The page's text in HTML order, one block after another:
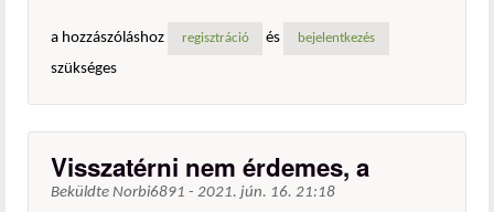
a hozzászóláshoz regisztráció és bejelentkezés
szükséges
Visszatérni nem érdemes, a
Beküldte Norbi6891 - 2021. jún. 16. 21:18